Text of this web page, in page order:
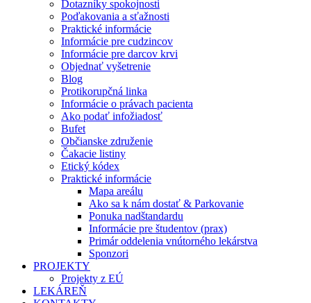
Dotazníky spokojnosti
Poďakovania a sťažnosti
Praktické informácie
Informácie pre cudzincov
Informácie pre darcov krvi
Objednať vyšetrenie
Blog
Protikorupčná linka
Informácie o právach pacienta
Ako podať infožiadosť
Bufet
Občianske združenie
Čakacie listiny
Etický kódex
Praktické informácie
Mapa areálu
Ako sa k nám dostať & Parkovanie
Ponuka nadštandardu
Informácie pre študentov (prax)
Primár oddelenia vnútorného lekárstva
Sponzori
PROJEKTY
Projekty z EÚ
LEKÁREŇ